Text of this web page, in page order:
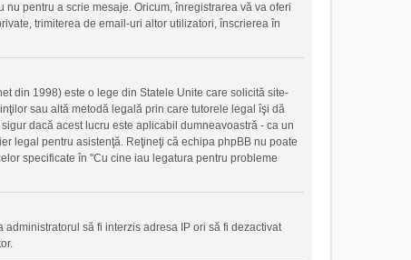
pentru a scrie mesaje. Oricum, înregistrarea vă va oferi
trimiterea de email-uri altor utilizatori, înscrierea în
din 1998) este o lege din Statele Unite care solicită site-
sau altă metodă legală prin care tutorele legal îşi dă
dacă acest lucru este aplicabil dumneavoastră - ca un
legal pentru asistenţă. Reţineţi că echipa phpBB nu poate
specificate în "Cu cine iau legatura pentru probleme
să fi interzis adresa IP ori să fi dezactivat